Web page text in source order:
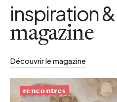
inspiration &
magazine
Découvrir le magazine
rencontres